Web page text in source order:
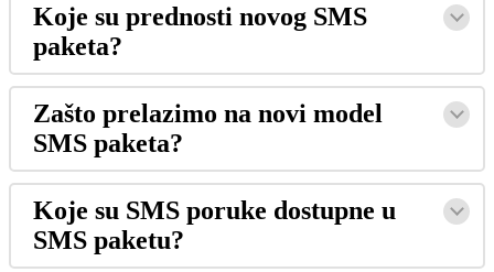
Koje su prednosti novog SMS
paketa?
Zašto prelazimo na novi model
SMS paketa?
Koje su SMS poruke dostupne u
SMS paketu?